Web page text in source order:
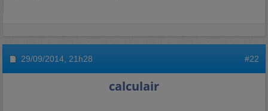
29/09/2014, 21h28 #22
calculair